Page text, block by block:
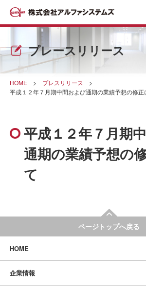
プレースリリース
HOME > プレスリリース
>
平成１２年７月期中間および通期の業績予想の修正
平成１２年７月期
通期の業績予想の
て
ページトップへ戻る
HOME
企業情報